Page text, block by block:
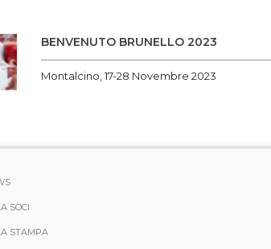
BENVENUTO BRUNELLO 2023
Montalcino, 17-28 Novembre 2023
SOCI
STAMPA